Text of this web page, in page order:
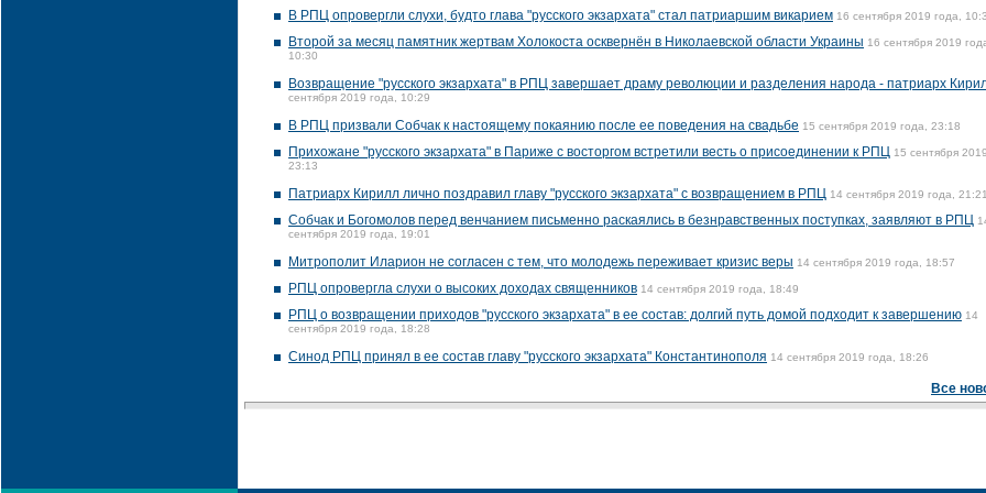
В РПЦ опровергли слухи, будто глава "русского экзархата" стал патриаршим викарием 16 сентября 2019 года,
Второй за месяц памятник жертвам Холокоста осквернён в Николаевской области Украины 16 сентября 2019
10:30
Возвращение "русского экзархата" в РПЦ завершает драму революции и разделения народа - патриарх
сентября 2019 года, 10:29
В РПЦ призвали Собчак к настоящему покаянию после ее поведения на свадьбе 15 сентября 2019 года, 23:18
Прихожане "русского экзархата" в Париже с восторгом встретили весть о присоединении к РПЦ 15 сентября
23:13
Патриарх Кирилл лично поздравил главу "русского экзархата" с возвращением в РПЦ 14 сентября 2019 года, 21:21
Собчак и Богомолов перед венчанием письменно раскаялись в безнравственных поступках, заявляют в РПЦ
сентября 2019 года, 19:01
Митрополит Иларион не согласен с тем, что молодежь переживает кризис веры 14 сентября 2019 года, 18:57
РПЦ опровергла слухи о высоких доходах священников 14 сентября 2019 года, 18:49
РПЦ о возвращении приходов "русского экзархата" в ее состав: долгий путь домой подходит к завершению 14
сентября 2019 года, 18:28
Синод РПЦ принял в ее состав главу "русского экзархата" Константинополя 14 сентября 2019 года, 18:26
Все